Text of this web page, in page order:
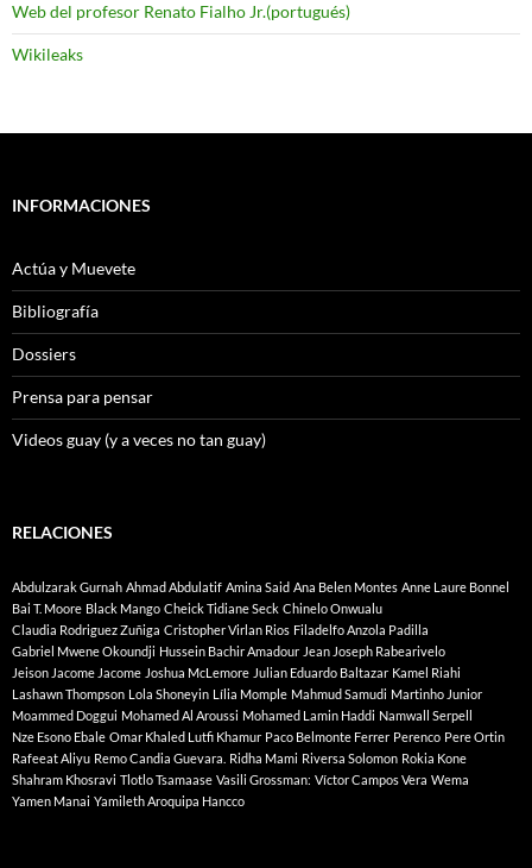
Web del profesor Renato Fialho Jr.(portugués)
Wikileaks
INFORMACIONES
Actúa y Muevete
Bibliografía
Dossiers
Prensa para pensar
Videos guay (y a veces no tan guay)
RELACIONES
Abdulzarak Gurnah Ahmad Abdulatif Amina Said Ana Belen Montes Anne Laure Bonnel
Bai T. Moore Black Mango Cheick Tidiane Seck Chinelo Onwualu
Claudia Rodriguez Zuñiga Cristopher Virlan Rios Filadelfo Anzola Padilla
Gabriel Mwene Okoundji Hussein Bachir Amadour Jean Joseph Rabearivelo
Jeison Jacome Jacome Joshua McLemore Julian Eduardo Baltazar Kamel Riahi
Lashawn Thompson Lola Shoneyin Lília Momple Mahmud Samudi Martinho Junior
Moammed Doggui Mohamed Al Aroussi Mohamed Lamin Haddi Namwall Serpell
Nze Esono Ebale Omar Khaled Lutfi Khamur Paco Belmonte Ferrer Perenco Pere Ortin
Rafeeat Aliyu Remo Candia Guevara. Ridha Mami Riversa Solomon Rokia Kone
Shahram Khosravi Tlotlo Tsamaase Vasili Grossman: Víctor Campos Vera Wema
Yamen Manai Yamileth Aroquipa Hancco